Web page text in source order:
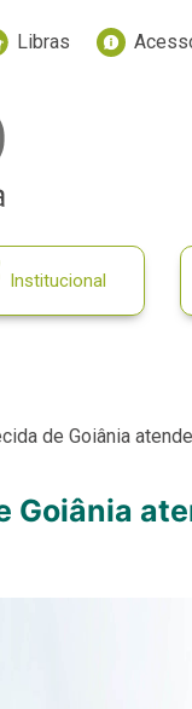
Libras
Institucional
de Goiânia
Goiânia